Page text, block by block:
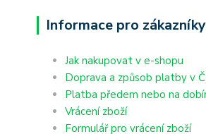
Informace pro zákazníky
Jak nakupovat v e-shopu
Doprava a způsob platby v
Platba předem nebo na
Vrácení zboží
Formulář pro vrácení zboží